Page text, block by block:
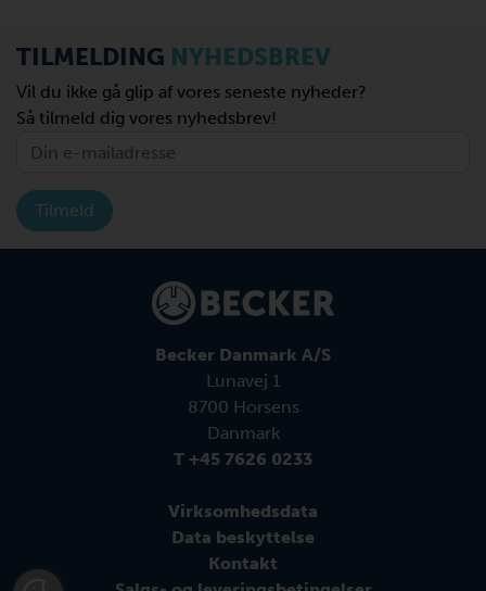
TILMELDING NYHEDSBREV
Vil du ikke gå glip af vores seneste nyheder?
Så tilmeld dig vores nyhedsbrev!
Tilmeld
Becker Danmark A/S
Lunavej 1
8700 Horsens
Danmark
T +45 7626 0233
Virksomhedsdata
Data beskyttelse
Kontakt